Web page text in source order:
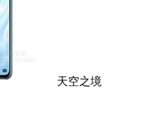
天空之境